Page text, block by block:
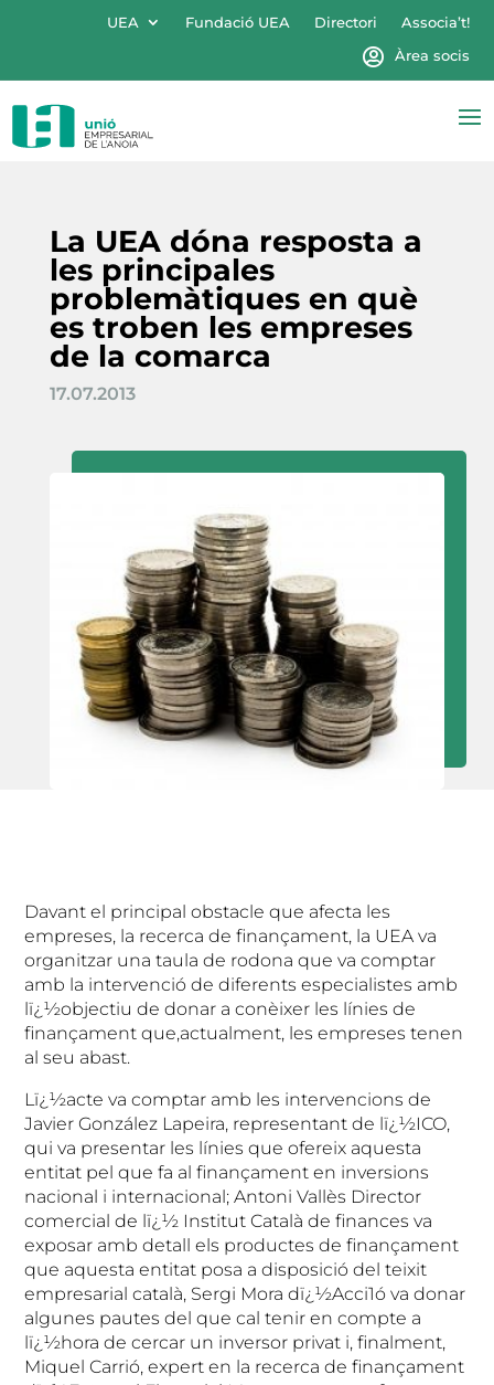
UEA Fundació UEA Directori
Associa’t!
Àrea socis
La UEA dóna resposta a
les principales
problemàtiques en què
es troben les empreses
de la comarca
17.07.2013
Davant el principal obstacle que afecta les
empreses, la recerca de finançament, la UEA va
organitzar una taula de rodona que va comptar
amb la intervenció de diferents especialistes amb
lï¿½objectiu de donar a conèixer les línies de
finançament que,actualment, les empreses tenen
al seu abast.
Lï¿½acte va comptar amb les intervencions de
Javier González Lapeira, representant de lï¿½ICO,
qui va presentar les línies que ofereix aquesta
entitat pel que fa al finançament en inversions
nacional i internacional; Antoni Vallès Director
comercial de lï¿½ Institut Català de finances va
exposar amb detall els productes de finançament
que aquesta entitat posa a disposició del teixit
empresarial català, Sergi Mora dï¿½Acci1ó va donar
algunes pautes del que cal tenir en compte a
lï¿½hora de cercar un inversor privat i, finalment,
Miquel Carrió, expert en la recerca de finançament